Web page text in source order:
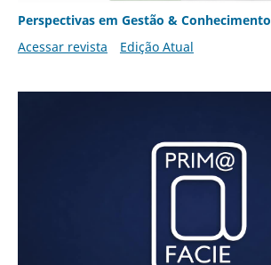
Perspectivas em Gestão & Conhecimento
Acessar revista
Edição Atual